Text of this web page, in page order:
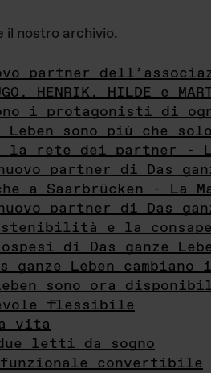
nostro archivio.
partner
HENRIK, HILDE e
sono i protagonisti di
Leben sono più che
la rete dei partner -
partner di Das
a Saarbrücken - La
partner di Das
e la
di Das ganze
Leben
sono ora
flessibile
vita
due letti da sogno
convertibile